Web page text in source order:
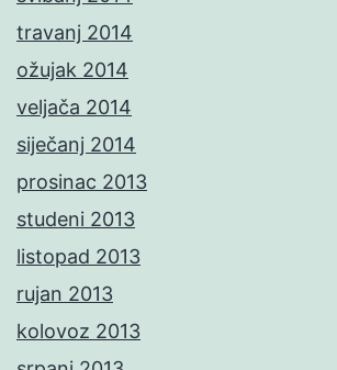
travanj 2014
ožujak 2014
veljača 2014
siječanj 2014
prosinac 2013
studeni 2013
listopad 2013
rujan 2013
kolovoz 2013